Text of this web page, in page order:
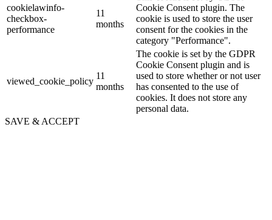
cookielawinfo-
checkbox-
performance
11
months
Cookie Consent plugin. The
cookie is used to store the user
consent for the cookies in the
category "Performance".
viewed_cookie_policy
11
months
The cookie is set by the GDPR
Cookie Consent plugin and is
used to store whether or not user
has consented to the use of
cookies. It does not store any
personal data.
SAVE & ACCEPT